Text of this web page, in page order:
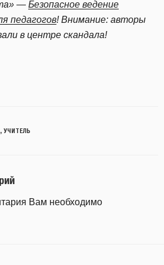
— Безопасное ведение
педагогов! Внимание: авторы
в центре скандала!
, УЧИТЕЛЬ
Вам необходимо